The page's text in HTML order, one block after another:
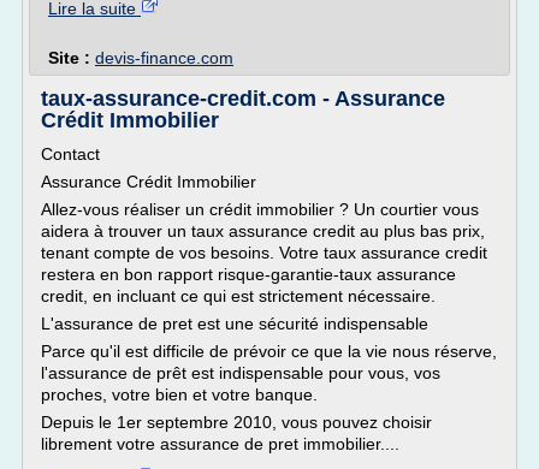
Lire la suite
Site : devis-finance.com
taux-assurance-credit.com - Assurance
Crédit Immobilier
Contact
Assurance Crédit Immobilier
Allez-vous réaliser un crédit immobilier ? Un courtier vous
aidera à trouver un taux assurance credit au plus bas prix,
tenant compte de vos besoins. Votre taux assurance credit
restera en bon rapport risque-garantie-taux assurance
credit, en incluant ce qui est strictement nécessaire.
L'assurance de pret est une sécurité indispensable
Parce qu'il est difficile de prévoir ce que la vie nous réserve,
l'assurance de prêt est indispensable pour vous, vos
proches, votre bien et votre banque.
Depuis le 1er septembre 2010, vous pouvez choisir
librement votre assurance de pret immobilier....